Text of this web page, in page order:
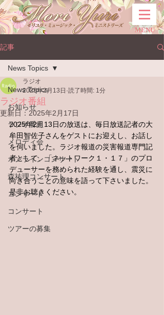
MENU
記事
News Topics
お知らせ
ラジオ番組
メロディ会
オンラインコンサート
森祐理コンサート
コンサート
コンサート
ツアーの募集
News Topics
ラジオ番組
ラジオ
2025年2月13日 読了時間: 1分
更新日： 2025年2月17日
2025年2月13日の放送は、毎日放送記者の大
牟田智佐子さんをゲストにお迎えし、お話し
を伺いました。ラジオ報道の災害報道専門記
者として、「ネットワーク１・１７」のプロ
デューサーを務められた経験を通し、震災に
向き合うことの意味を語って下さいました。
是非お聴きください。